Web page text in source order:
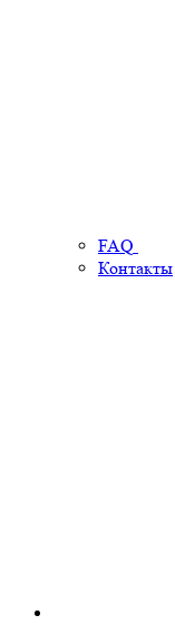
FAQ
Контакты